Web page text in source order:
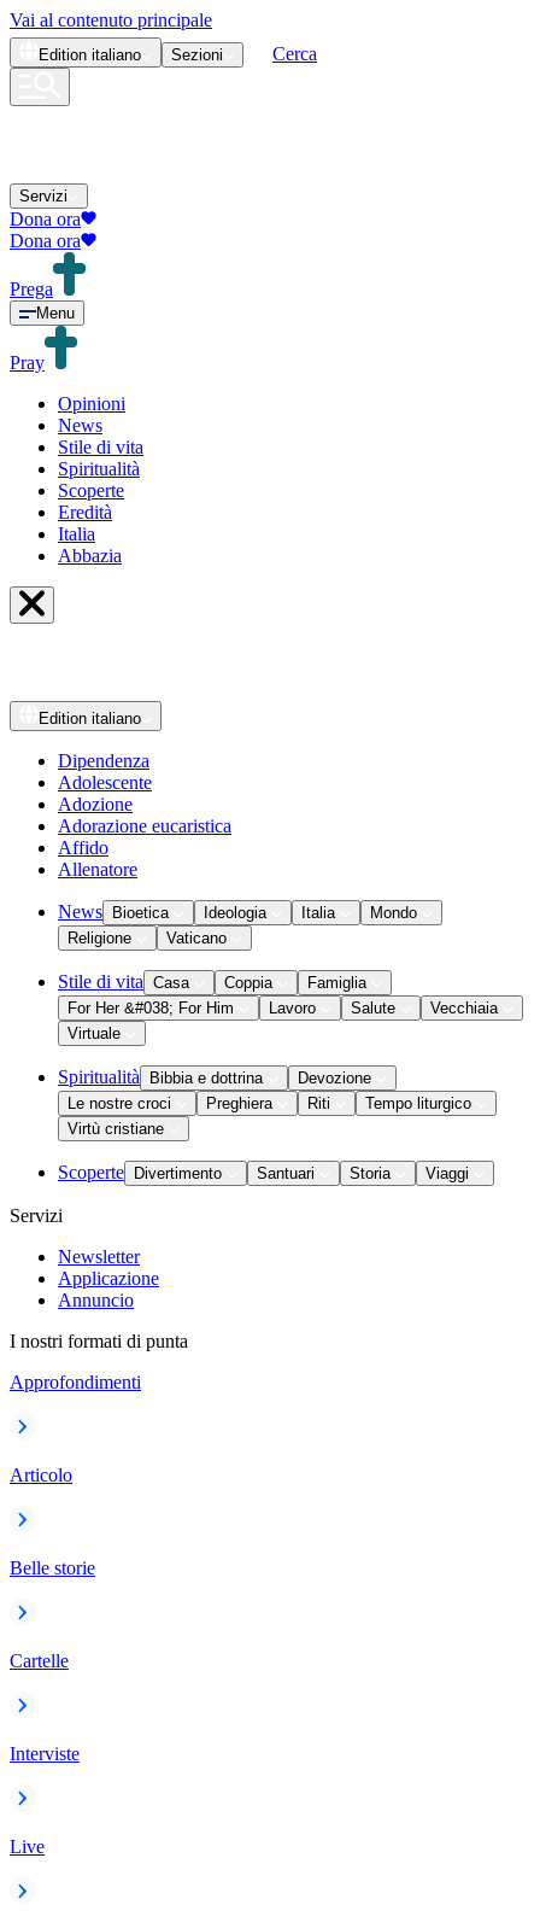
Vai al contenuto principale
Edition italiano Sezioni Cerca
Servizi
Dona ora
Dona ora
Prega
Menu
Pray
Opinioni
News
Stile di vita
Spiritualità
Scoperte
Eredità
Italia
Abbazia
Edition italiano
Dipendenza
Adolescente
Adozione
Adorazione eucaristica
Affido
Allenatore
News Bioetica Ideologia Italia
Mondo
Religione
Vaticano
Stile di vita Casa Coppia
Famiglia
For Her &#038; For Him
Lavoro Salute
Vecchiaia
Virtuale
Spiritualità Bibbia e dottrina
Devozione
Le nostre croci
Preghiera Riti
Tempo liturgico
Virtù cristiane
Scoperte Divertimento Santuari Storia Viaggi
Servizi
Newsletter
Applicazione
Annuncio
I nostri formati di punta
Approfondimenti
Articolo
Belle storie
Cartelle
Interviste
Live